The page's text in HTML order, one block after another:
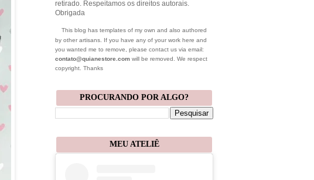
retirado. Respeitamos os direitos autorais.
Obrigada
This blog has templates of my own and also authored
by other artisans. If you have any of your work here and
you wanted me to remove, please contact us via email:
contato@quianestore.com will be removed. We respect
copyright. Thanks
PROCURANDO POR ALGO?
MEU ATELIÊ